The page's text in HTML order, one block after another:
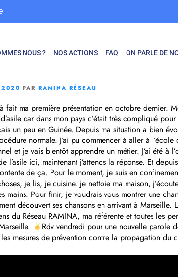
NOUS ? NOS ACTIONS FAQ ON PARLE DE
2020 PAR RAMINA RÉSEAU
fait ma première présentation en octobre dernier.
car dans mon pays c’était très compliqué
un peu en Guinée. Depuis ma situation a bien
normale. J’ai pu commencer à aller à
et je vais bientôt apprendre un métier. J’ai été à
l’asile ici, maintenant j’attends la réponse. Et
de ça. Pour le moment, je suis en
je lis, je cuisine, je nettoie ma maison,
mains. Pour finir, je voudrais vous montrer une
découvert ses chansons en arrivant à Marseille.
du Réseau RAMINA, ma référente et toutes les
Rdv vendredi pour une nouvelle parole
les mesures de prévention contre la propagation du